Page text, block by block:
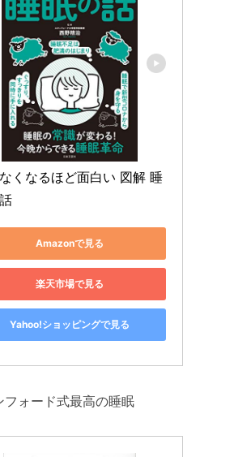
くなるほど面白い 図解 睡
Amazonで見る
楽天市場で見る
Yahoo!ショッピングで見る
ォード式最高の睡眠